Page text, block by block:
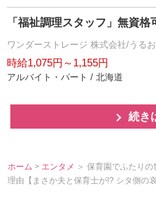
「福祉調理スタッフ」無資
ワンダーストレージ 株式会社/うる
時給1,075円～1,155円
アルバイト・パート / 北海道
続き
ホーム > エンタメ ＞ 保育園でふたり
理由【まさか夫と保育士が!? シタ側の